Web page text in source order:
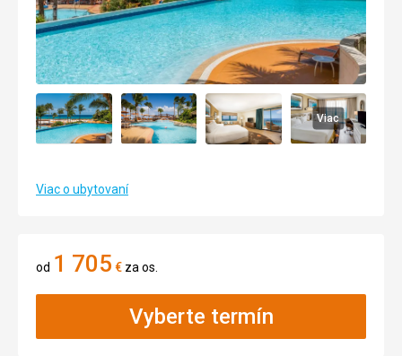
Viac
Viac o ubytovaní
od 1 705 € za os.
Vyberte termín